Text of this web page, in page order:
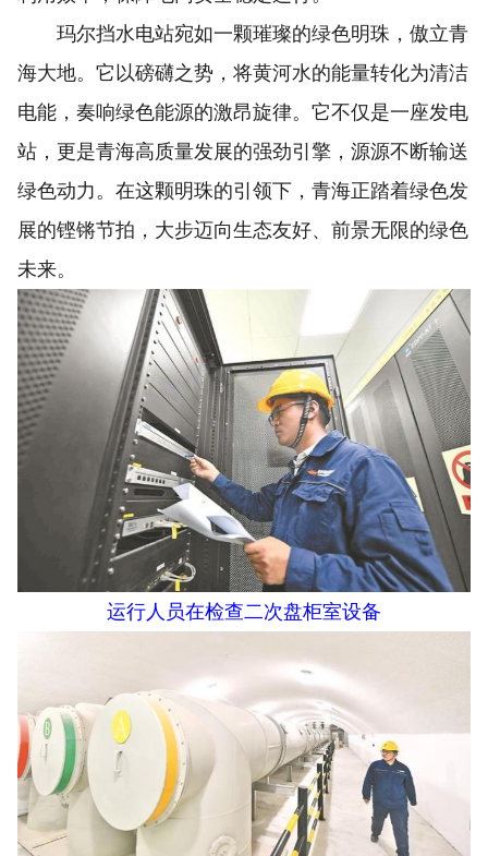
玛尔挡水电站宛如一颗璀璨的绿色明珠，傲立青
海大地。它以磅礴之势，将黄河水的能量转化为清洁
电能，奏响绿色能源的激昂旋律。它不仅是一座发电
站，更是青海高质量发展的强劲引擎，源源不断输送
绿色动力。在这颗明珠的引领下，青海正踏着绿色发
展的铿锵节拍，大步迈向生态友好、前景无限的绿色
未来。
运行人员在检查二次盘柜室设备